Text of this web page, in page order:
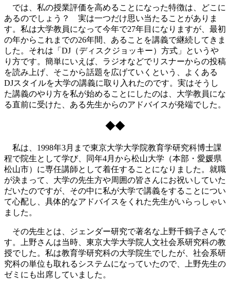
では、私の授業評価を高めることになった特徴は、どこに
あるのでしょう？ 実は一つだけ思い当たることがありま
す。私は大学教員になって今年で27年目になりますが、最初
の年からこれまでの26年間、あることを講義で継続してきま
した。それは「DJ（ディスクジョッキー）方式」というや
り方です。簡単にいえば、ラジオなどでリスナーからの投稿
を読み上げ、そこから話題を広げていくという、よくある
DJスタイルを大学の講義に取り入れたのです。実はそうし
た講義のやり方を私が始めることにしたのは、大学教員にな
る直前に受けた、ある先生からのアドバイスが発端でした。
◆◆
私は、1998年3月まで東京大学大学院教育学研究科博士課
程で院生として学び、同年4月から松山大学（本部・愛媛県
松山市）に専任講師として着任することになりました。就職
が決まって、大学の先生方や周囲の皆さんにお祝いしていた
だいたのですが、その中に私が大学で講義をすることについ
て心配し、具体的なアドバイスをくれた先生がいらっしゃい
ました。
その先生とは、ジェンダー研究で著名な上野千鶴子さんで
す。上野さんは当時、東京大学大学院人文社会系研究科の教
授でした。私は教育学研究科の大学院生でしたが、社会系研
究科の単位も取れるシステムになっていたので、上野先生の
ゼミにも出席していました。